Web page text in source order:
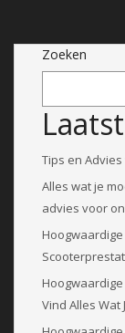
Zoeken
Tips en
Alles wat je
advies voor
Vind Alles Wat